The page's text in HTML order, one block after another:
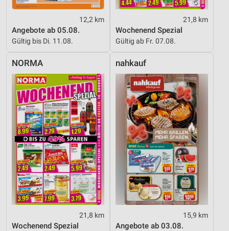
12,2 km
Angebote ab 05.08.
Gültig bis Di. 11.08.
21,8 km
Wochenend Spezial
Gültig ab Fr. 07.08.
NORMA
21,8 km
Wochenend Spezial
nahkauf
15,9 km
Angebote ab 03.08.